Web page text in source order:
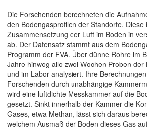
Die Forschenden berechneten die
den Bodengasprofilen der Standorte. Diese
Zusammensetzung der Luft im Boden in
ab. Der Datensatz stammt aus dem
Programm der FVA. Über dünne Rohre im
Jahre hinweg alle zwei Wochen Proben der
und im Labor analysiert. Ihre
Forschenden durch unabhängige
wird eine luftdichte Messkammer auf die
gesetzt. Sinkt innerhalb der Kammer die
Gases, etwa Methan, lässt sich daraus
welchem Ausmaß der Boden dieses Gas